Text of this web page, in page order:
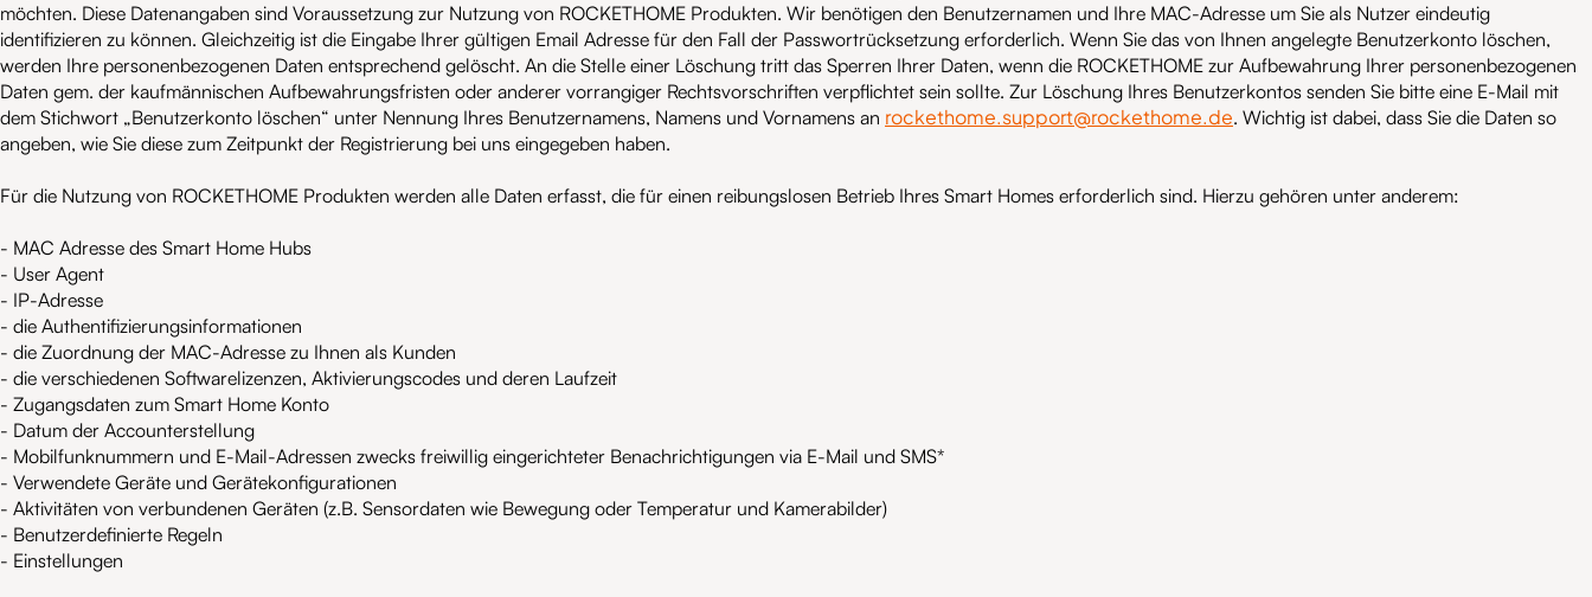
möchten. Diese Datenangaben sind Voraussetzung zur Nutzung von ROCKETHOME Produkten. Wir benötigen den Benutzernamen und Ihre MAC-Adresse um Sie als Nutzer eindeutig
identifizieren zu können. Gleichzeitig ist die Eingabe Ihrer gültigen Email Adresse für den Fall der Passwortrücksetzung erforderlich. Wenn Sie das von Ihnen angelegte Benutzerkonto löschen,
werden Ihre personenbezogenen Daten entsprechend gelöscht. An die Stelle einer Löschung tritt das Sperren Ihrer Daten, wenn die ROCKETHOME zur Aufbewahrung Ihrer personenbezogenen
Daten gem. der kaufmännischen Aufbewahrungsfristen oder anderer vorrangiger Rechtsvorschriften verpflichtet sein sollte. Zur Löschung Ihres Benutzerkontos senden Sie bitte eine E-Mail mit
dem Stichwort „Benutzerkonto löschen“ unter Nennung Ihres Benutzernamens, Namens und Vornamens an rockethome.support@rockethome.de. Wichtig ist dabei, dass Sie die Daten so
angeben, wie Sie diese zum Zeitpunkt der Registrierung bei uns eingegeben haben.
Für die Nutzung von ROCKETHOME Produkten werden alle Daten erfasst, die für einen reibungslosen Betrieb Ihres Smart Homes erforderlich sind. Hierzu gehören unter anderem:
- MAC Adresse des Smart Home Hubs
- User Agent
- IP-Adresse
- die Authentifizierungsinformationen
- die Zuordnung der MAC-Adresse zu Ihnen als Kunden
- die verschiedenen Softwarelizenzen, Aktivierungscodes und deren Laufzeit
- Zugangsdaten zum Smart Home Konto
- Datum der Accounterstellung
- Mobilfunknummern und E-Mail-Adressen zwecks freiwillig eingerichteter Benachrichtigungen via E-Mail und SMS*
- Verwendete Geräte und Gerätekonfigurationen
- Aktivitäten von verbundenen Geräten (z.B. Sensordaten wie Bewegung oder Temperatur und Kamerabilder)
- Benutzerdefinierte Regeln
- Einstellungen